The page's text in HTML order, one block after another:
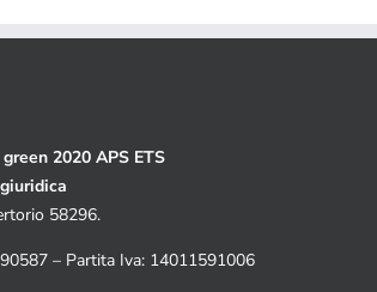
2020 APS ETS
58296.
– Partita Iva: 14011591006